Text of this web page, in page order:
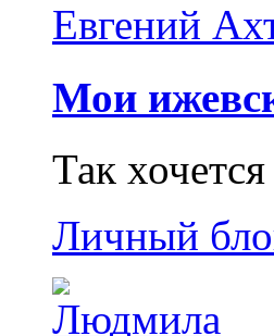
Евгений
Мои
Так
Личный